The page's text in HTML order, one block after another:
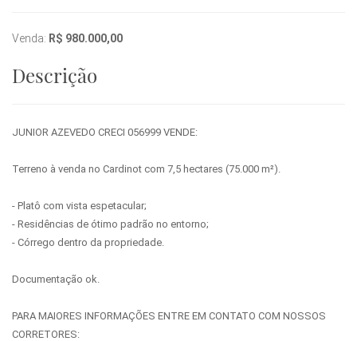
Venda: R$ 980.000,00
Descrição
JUNIOR AZEVEDO CRECI 056999 VENDE:
Terreno à venda no Cardinot com 7,5 hectares (75.000 m²).
- Platô com vista espetacular;
- Residências de ótimo padrão no entorno;
- Córrego dentro da propriedade.
Documentação ok.
PARA MAIORES INFORMAÇÕES ENTRE EM CONTATO COM NOSSOS
CORRETORES: